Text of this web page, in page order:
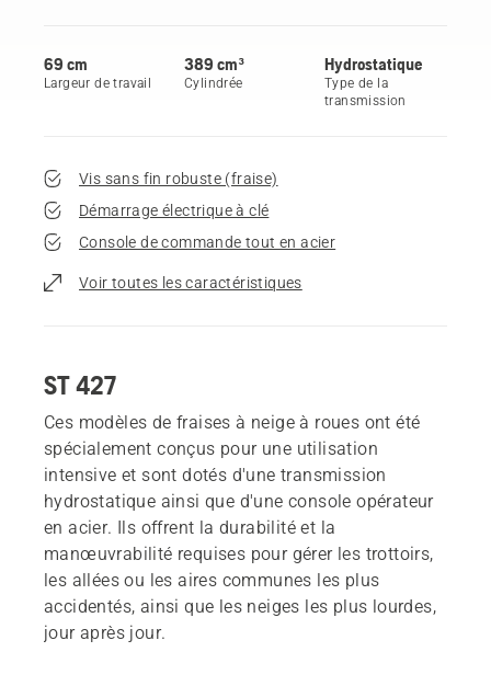
69 cm
Largeur de travail
389 cm³
Cylindrée
Hydrostatique
Type de la
transmission
Vis sans fin robuste (fraise)
Démarrage électrique à clé
Console de commande tout en acier
Voir toutes les caractéristiques
ST 427
Ces modèles de fraises à neige à roues ont été
spécialement conçus pour une utilisation
intensive et sont dotés d'une transmission
hydrostatique ainsi que d'une console opérateur
en acier. Ils offrent la durabilité et la
manœuvrabilité requises pour gérer les trottoirs,
les allées ou les aires communes les plus
accidentés, ainsi que les neiges les plus lourdes,
jour après jour.